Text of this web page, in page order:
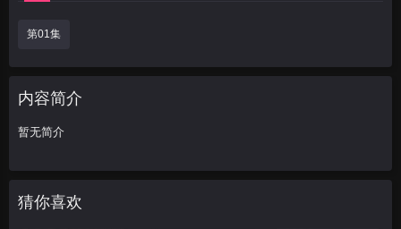
第01集
内容简介
暂无简介
猜你喜欢